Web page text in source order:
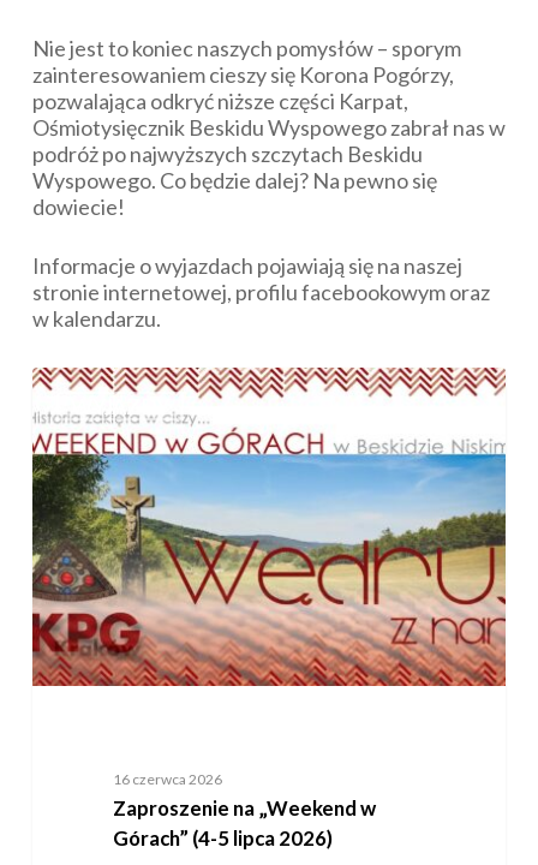
Nie jest to koniec naszych pomysłów – sporym
zainteresowaniem cieszy się Korona Pogórzy,
pozwalająca odkryć niższe części Karpat,
Ośmiotysięcznik Beskidu Wyspowego zabrał nas w
podróż po najwyższych szczytach Beskidu
Wyspowego. Co będzie dalej? Na pewno się
dowiecie!
Informacje o wyjazdach pojawiają się na naszej
stronie internetowej, profilu facebookowym oraz
w kalendarzu.
WYJAZDY
Zaproszenie
na
„Weekend
w
Górach”
(4-
5
lipca
2026)
16 czerwca 2026
Zaproszenie na „Weekend w
Górach” (4-5 lipca 2026)